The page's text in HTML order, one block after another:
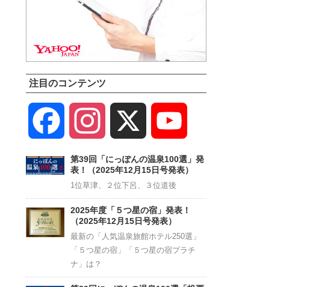
注目のコンテンツ
Facebook Instagram
Channel
第39回「にっぽんの温泉100選」発
表！（2025年12月15日号発表）
1位草津、２位下呂、３位道後
2025年度「５つ星の宿」発表！
（2025年12月15日号発表）
最新の「人気温泉旅館ホテル250選」
「５つ星の宿」「５つ星の宿プラチ
ナ」は？